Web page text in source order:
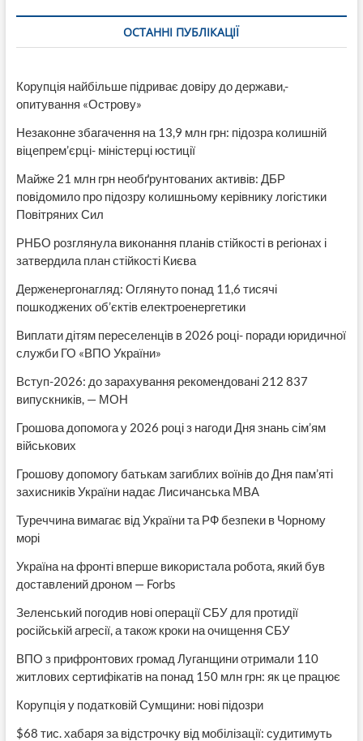
капітана
Врунгеля»
ОСТАННІ ПУБЛІКАЦІЇ
Корупція найбільше підриває довіру до держави,-
опитування «Острову»
Незаконне збагачення на 13,9 млн грн: підозра колишній
віцепрем’єрці- міністерці юстиції
Майже 21 млн грн необґрунтованих активів: ДБР
повідомило про підозру колишньому керівнику логістики
Повітряних Сил
РНБО розглянула виконання планів стійкості в регіонах і
затвердила план стійкості Києва
Держенергонагляд: Оглянуто понад 11,6 тисячі
пошкоджених об’єктів електроенергетики
Виплати дітям переселенців в 2026 році- поради юридичної
служби ГО «ВПО України»
Вступ-2026: до зарахування рекомендовані 212 837
випускників, — МОН
Грошова допомога у 2026 році з нагоди Дня знань сім’ям
військових
Грошову допомогу батькам загиблих воїнів до Дня пам’яті
захисників України надає Лисичанська МВА
Туреччина вимагає від України та РФ безпеки в Чорному
морі
Україна на фронті вперше використала робота, який був
доставлений дроном — Forbs
Зеленський погодив нові операції СБУ для протидії
російській агресії, а також кроки на очищення СБУ
ВПО з прифронтових громад Луганщини отримали 110
житлових сертифікатів на понад 150 млн грн: як це працює
Корупція у податковій Сумщини: нові підозри
$68 тис. хабаря за відстрочку від мобілізації: судитимуть